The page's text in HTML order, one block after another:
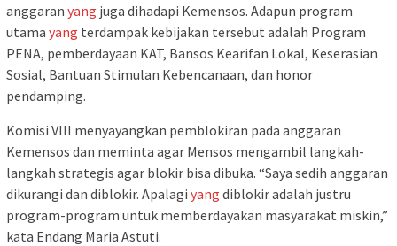
anggaran yang juga dihadapi Kemensos. Adapun program
utama yang terdampak kebijakan tersebut adalah Program
PENA, pemberdayaan KAT, Bansos Kearifan Lokal, Keserasian
Sosial, Bantuan Stimulan Kebencanaan, dan honor
pendamping.
Komisi VIII menyayangkan pemblokiran pada anggaran
Kemensos dan meminta agar Mensos mengambil langkah-
langkah strategis agar blokir bisa dibuka. “Saya sedih anggaran
dikurangi dan diblokir. Apalagi yang diblokir adalah justru
program-program untuk memberdayakan masyarakat miskin,”
kata Endang Maria Astuti.